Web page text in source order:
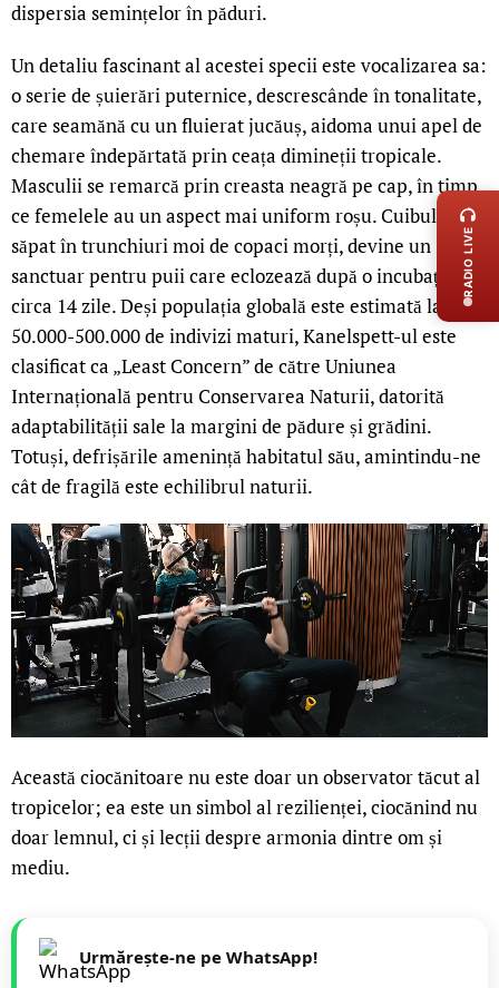
dispersia semințelor în păduri.
Un detaliu fascinant al acestei specii este vocalizarea sa:
o serie de șuierări puternice, descrescânde în tonalitate,
care seamănă cu un fluierat jucăuș, aidoma unui apel de
chemare îndepărtată prin ceața dimineții tropicale.
Masculii se remarcă prin creasta neagră pe cap, în timp
ce femelele au un aspect mai uniform roșu. Cuibul lor,
săpat în trunchiuri moi de copaci morți, devine un
sanctuar pentru puii care eclozează după o incubație de
circa 14 zile. Deși populația globală este estimată la
50.000-500.000 de indivizi maturi, Kanelspett-ul este
clasificat ca „Least Concern” de către Uniunea
Internațională pentru Conservarea Naturii, datorită
adaptabilității sale la margini de pădure și grădini.
Totuși, defrișările amenință habitatul său, amintindu-ne
cât de fragilă este echilibrul naturii.
Această ciocănitoare nu este doar un observator tăcut al
tropicelor; ea este un simbol al rezilienței, ciocănind nu
doar lemnul, ci și lecții despre armonia dintre om și
mediu.
Urmărește-ne pe WhatsApp!
RADIO LIVE